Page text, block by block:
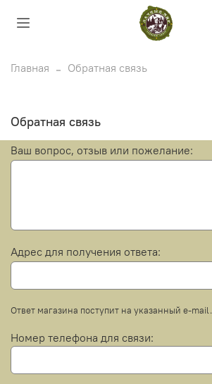
Главная Обратная связь
Обратная связь
Ваш вопрос, отзыв или пожелание:
Адрес для получения ответа:
Ответ магазина поступит на указанный e-mail.
Номер телефона для связи: